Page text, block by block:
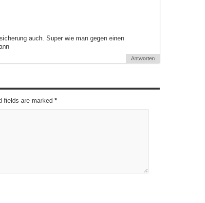
auch. Super wie man gegen einen
Antworten
fields are marked *